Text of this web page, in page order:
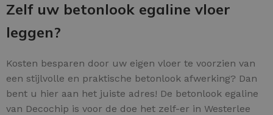
Zelf uw betonlook egaline vloer
leggen?
Kosten besparen door uw eigen vloer te voorzien van
een stijlvolle en praktische betonlook afwerking? Dan
bent u hier aan het juiste adres! De betonlook egaline
van Decochip is voor de doe het zelf-er in Westerlee